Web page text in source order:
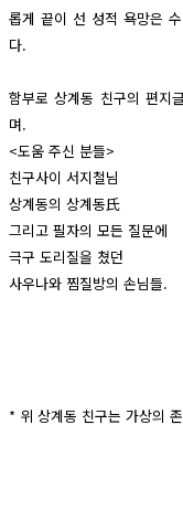
롭게 끝이 선 성적 욕망은
다.
함부로 상계동 친구의 편지
며.
<도움 주신 분들>
친구사이 서지철님
상계동의 상계동氏
그리고 필자의 모든 질문에
극구 도리질을 쳤던
사우나와 찜질방의 손님들.
* 위 상계동 친구는 가상의